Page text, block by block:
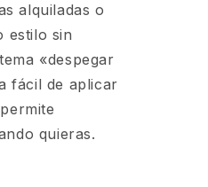
alquiladas o
estilo sin
«despegar
fácil de aplicar
quieras.